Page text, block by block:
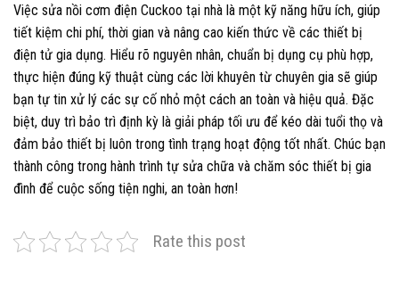
Việc sửa nồi cơm điện Cuckoo tại nhà là một kỹ năng hữu ích, giúp
tiết kiệm chi phí, thời gian và nâng cao kiến thức về các thiết bị
điện tử gia dụng. Hiểu rõ nguyên nhân, chuẩn bị dụng cụ phù hợp,
thực hiện đúng kỹ thuật cùng các lời khuyên từ chuyên gia sẽ giúp
bạn tự tin xử lý các sự cố nhỏ một cách an toàn và hiệu quả. Đặc
biệt, duy trì bảo trì định kỳ là giải pháp tối ưu để kéo dài tuổi thọ và
đảm bảo thiết bị luôn trong tình trạng hoạt động tốt nhất. Chúc bạn
thành công trong hành trình tự sửa chữa và chăm sóc thiết bị gia
đình để cuộc sống tiện nghi, an toàn hơn!
Rate this post